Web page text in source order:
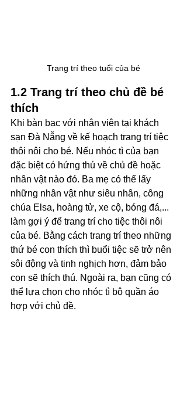
Trang trí theo tuổi của bé
1.2 Trang trí theo chủ đề bé
thích
Khi bàn bạc với nhân viên tại khách
sạn Đà Nẵng về kế hoạch trang trí tiệc
thôi nôi cho bé. Nếu nhóc tì của bạn
đặc biệt có hứng thú về chủ đề hoặc
nhân vật nào đó. Ba mẹ có thể lấy
những nhân vật như siêu nhân, công
chúa Elsa, hoàng tử, xe cộ, bóng đá,...
làm gợi ý để trang trí cho tiệc thôi nôi
của bé. Bằng cách trang trí theo những
thứ bé con thích thì buổi tiệc sẽ trở nên
sôi động và tinh nghịch hơn, đảm bảo
con sẽ thích thú. Ngoài ra, bạn cũng có
thể lựa chọn cho nhóc tì bộ quần áo
hợp với chủ đề.